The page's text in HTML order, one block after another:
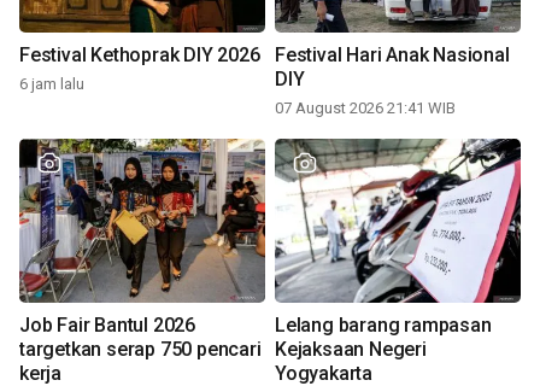
Festival Kethoprak DIY 2026
6 jam lalu
Festival Hari Anak Nasional
DIY
07 August 2026 21:41 WIB
Job Fair Bantul 2026
targetkan serap 750 pencari
kerja
Lelang barang rampasan
Kejaksaan Negeri
Yogyakarta